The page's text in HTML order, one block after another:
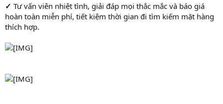
✓ Tư vấn viên nhiệt tình, giải đáp mọi thắc mắc và báo giá
hoàn toàn miễn phí, tiết kiệm thời gian đi tìm kiếm mặt hàng
thích hợp.